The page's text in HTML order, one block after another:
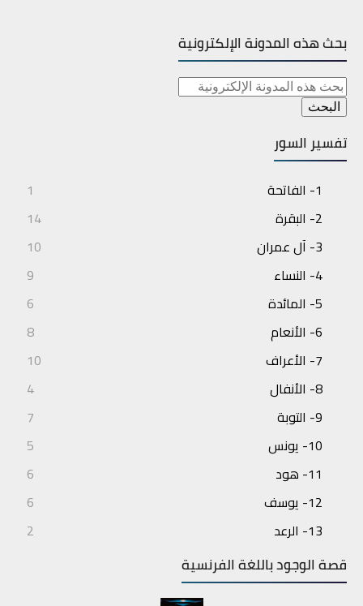
بحث هذه المدونة الإلكترونية
تفسير السور
1- الفاتحة
1
2- البقرة
14
3- آل عمران
10
4- النساء
9
5- المائدة
6
6- الأنعام
8
7- الأعراف
10
8- الأنفال
4
9- التوبة
7
10- يونس
5
11- هود
6
12- يوسف
6
13- الرعد
2
14- إبراهيم
15- الحجر
قصة الوجود باللغة الفرنسية